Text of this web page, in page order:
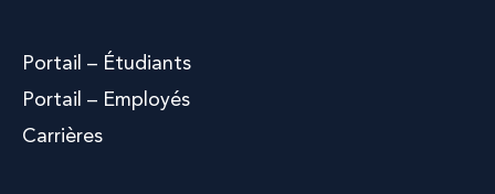
Portail – Étudiants
Portail – Employés
Carrières